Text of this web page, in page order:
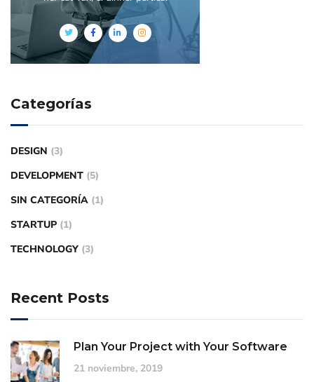
Categorías
DESIGN (3)
DEVELOPMENT (5)
SIN CATEGORÍA (1)
STARTUP (1)
TECHNOLOGY (3)
Recent Posts
Plan Your Project with Your Software
21 noviembre, 2019